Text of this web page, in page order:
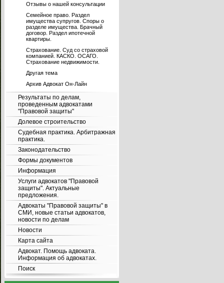
Отзывы о нашей консультации
Семейное право. Раздел
имущества супругов. Споры о
разделе имущества. Брачный
договор. Раздел ипотечной
квартиры.
Страхование. Суд со страховой
компанией. КАСКО. ОСАГО.
Страхование недвижимости.
Другая тема
Архив Адвокат Он-Лайн
Результаты по делам,
проведенным адвокатами
"Правовой защиты"
Долевое строительство
Судебная практика. Арбитражная
практика.
Законодательство
Формы документов
Информация
Услуги адвокатов "Правовой
защиты". Актуальные
предложения.
Адвокаты "Правовой защиты" в
СМИ, новые статьи адвокатов,
новости по делам
Новости
Карта сайта
Адвокат. Помощь адвоката.
Информация об адвокатах.
Поиск